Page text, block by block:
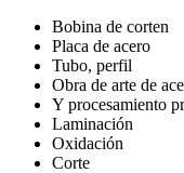
Bobina de corten
Placa de acero
Tubo, perfil
Obra de arte de
Y procesamiento
Laminación
Oxidación
Corte